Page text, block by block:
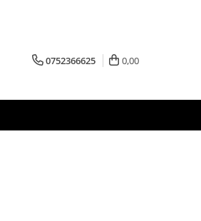
0752366625 0,00